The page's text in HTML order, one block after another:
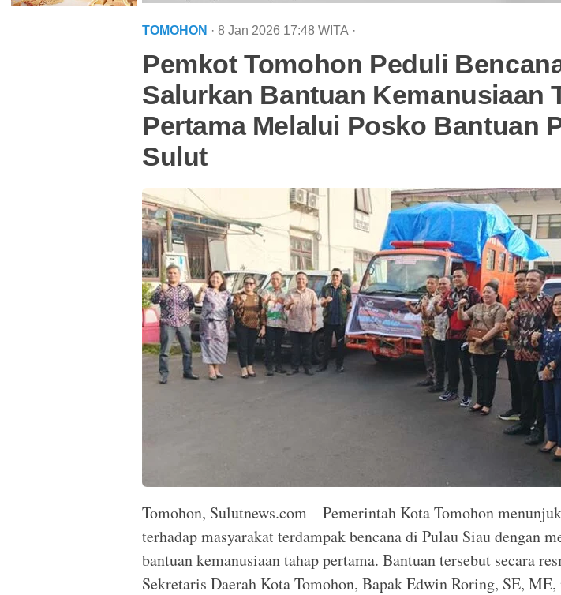
TOMOHON · 8 Jan 2026 17:48 WITA ·
Pemkot Tomohon Peduli
Salurkan Bantuan Kemanusiaan
Pertama Melalui Posko Bantuan
Sulut
Tomohon, Sulutnews.com – Pemerintah Kota Tomohon
terhadap masyarakat terdampak bencana di Pulau Siau dengan
bantuan kemanusiaan tahap pertama. Bantuan tersebut secara
Sekretaris Daerah Kota Tomohon, Bapak Edwin Roring, SE,